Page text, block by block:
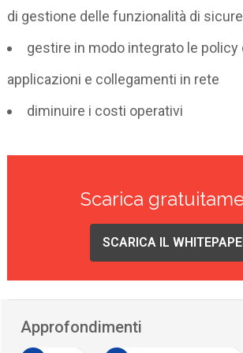
di gestione delle funzionalità di
gestire in modo integrato le policy
applicazioni e collegamenti in rete
diminuire i costi operativi
Scarica
SCARICA IL
Approfondimenti